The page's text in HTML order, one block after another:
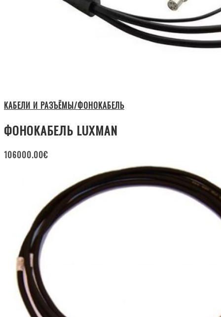
КАБЕЛИ И РАЗЪЁМЫ/ФОНОКАБЕЛЬ
ФОНОКАБЕЛЬ LUXMAN
106000.00€